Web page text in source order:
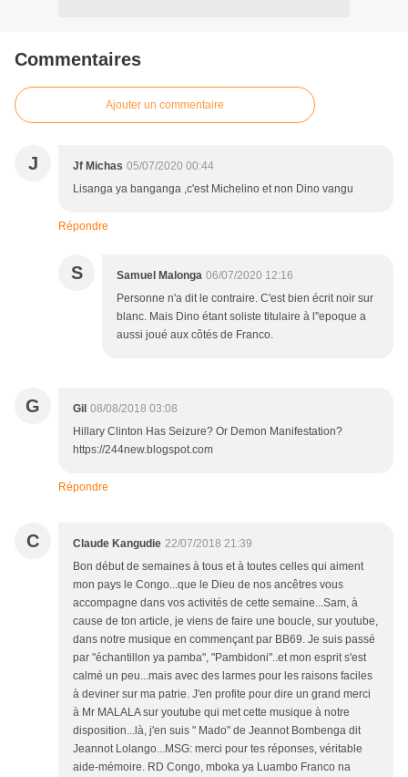
Commentaires
Ajouter un commentaire
J Jf Michas 05/07/2020 00:44
Lisanga ya banganga ,c'est Michelino et non Dino vangu
Répondre
S Samuel Malonga 06/07/2020 12:16
Personne n'a dit le contraire. C'est bien écrit noir sur
blanc. Mais Dino étant soliste titulaire à l''epoque a
aussi joué aux côtés de Franco.
G Gil 08/08/2018 03:08
Hillary Clinton Has Seizure? Or Demon Manifestation?
https://244new.blogspot.com
Répondre
C Claude Kangudie 22/07/2018 21:39
Bon début de semaines à tous et à toutes celles qui aiment
mon pays le Congo...que le Dieu de nos ancêtres vous
accompagne dans vos activités de cette semaine...Sam, à
cause de ton article, je viens de faire une boucle, sur youtube,
dans notre musique en commençant par BB69. Je suis passé
par "échantillon ya pamba", "Pambidoni"..et mon esprit s'est
calmé un peu...mais avec des larmes pour les raisons faciles
à deviner sur ma patrie. J'en profite pour dire un grand merci
à Mr MALALA sur youtube qui met cette musique à notre
disposition...là, j'en suis " Mado" de Jeannot Bombenga dit
Jeannot Lolango...MSG: merci pour tes réponses, véritable
aide-mémoire. RD Congo, mboka ya Luambo Franco na